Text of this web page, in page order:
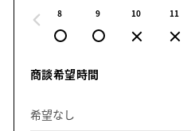
8 9 10 11
商談希望時間